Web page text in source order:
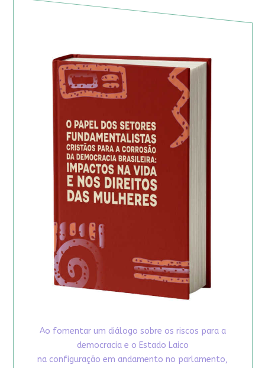
Ao fomentar um diálogo sobre os riscos para a
democracia e o Estado Laico
na configuração em andamento no parlamento,